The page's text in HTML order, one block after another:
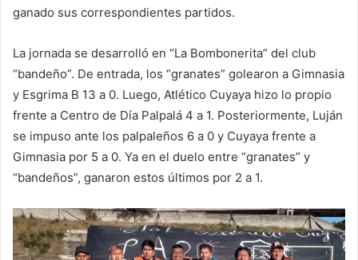
ganado sus correspondientes partidos.
La jornada se desarrolló en “La Bombonerita” del club
“bandeño”. De entrada, los “granates” golearon a Gimnasia
y Esgrima B 13 a 0. Luego, Atlético Cuyaya hizo lo propio
frente a Centro de Día Palpalá 4 a 1. Posteriormente, Luján
se impuso ante los palpaleños 6 a 0 y Cuyaya frente a
Gimnasia por 5 a 0. Ya en el duelo entre “granates” y
“bandeños”, ganaron estos últimos por 2 a 1.